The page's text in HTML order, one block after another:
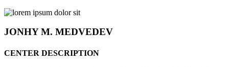
JONHYM. MEDVEDEV
CENTER DESCRIPTION